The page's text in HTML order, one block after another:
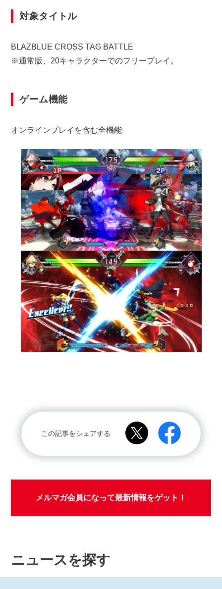
対象タイトル
BLAZBLUE CROSS TAG BATTLE
※通常版、20キャラクターでのフリープレイ。
ゲーム機能
オンラインプレイを含む全機能
この記事をシェアする
メルマガ会員になって最新情報をゲット！
ニュースを探す